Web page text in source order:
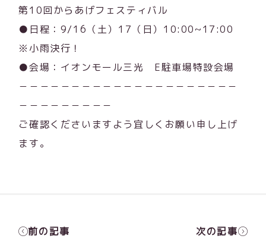
第10回からあげフェスティバル
●日程：9/16（土）17（日）10:00~17:00
※小雨決行！
●会場：イオンモール三光 E駐車場特設会場
－－－－－－－－－－－－－－－－－－－－－
－－－－－－－－－
ご確認くださいますよう宜しくお願い申し上げ
ます。
前の記事 次の記事